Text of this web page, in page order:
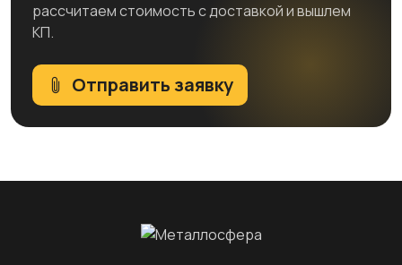
рассчитаем стоимость с доставкой и вышлем
КП.
Отправить заявку